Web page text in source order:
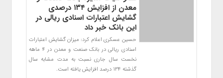
معدن از افزایش ۱۳۴ درصدی
گشایش اعتبارات اسنادی ریالی در
این بانک خبر داد
حسين عسكري اعلام كرد: ميزان گشايش اعتبارات
اسنادي ريالي در بانك صنعت و معدن در 4 ماهه
نخست سال جاري نسبت به مدت مشابه سال
گذشته 134 درصد افزايش يافته است.